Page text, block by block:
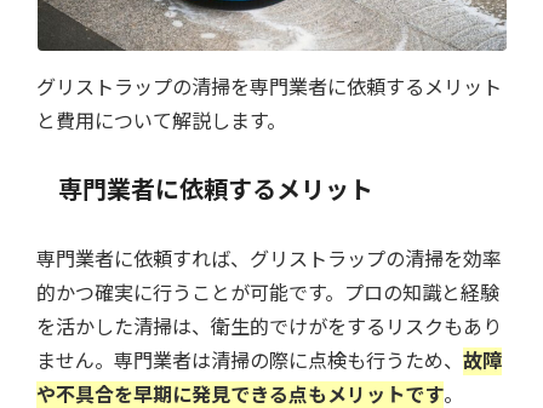
グリストラップの清掃を専門業者に依頼するメリット
と費用について解説します。
専門業者に依頼するメリット
専門業者に依頼すれば、グリストラップの清掃を効率
的かつ確実に行うことが可能です。プロの知識と経験
を活かした清掃は、衛生的でけがをするリスクもあり
ません。専門業者は清掃の際に点検も行うため、故障
や不具合を早期に発見できる点もメリットです。